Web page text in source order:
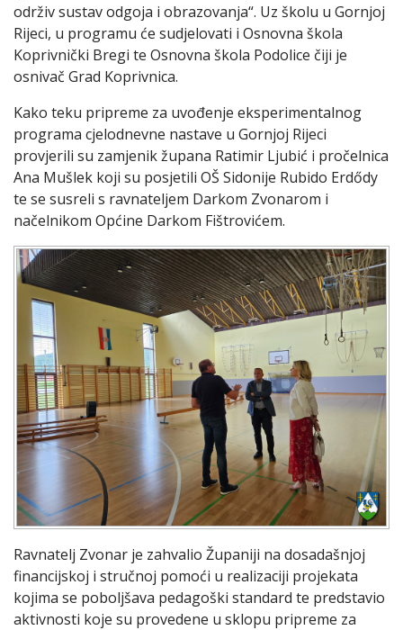
održiv sustav odgoja i obrazovanja“. Uz školu u Gornjoj
Rijeci, u programu će sudjelovati i Osnovna škola
Koprivnički Bregi te Osnovna škola Podolice čiji je
osnivač Grad Koprivnica.
Kako teku pripreme za uvođenje eksperimentalnog
programa cjelodnevne nastave u Gornjoj Rijeci
provjerili su zamjenik župana Ratimir Ljubić i pročelnica
Ana Mušlek koji su posjetili OŠ Sidonije Rubido Erdődy
te se susreli s ravnateljem Darkom Zvonarom i
načelnikom Općine Darkom Fištrovićem.
Ravnatelj Zvonar je zahvalio Županiji na dosadašnjoj
financijskoj i stručnoj pomoći u realizaciji projekata
kojima se poboljšava pedagoški standard te predstavio
aktivnosti koje su provedene u sklopu pripreme za